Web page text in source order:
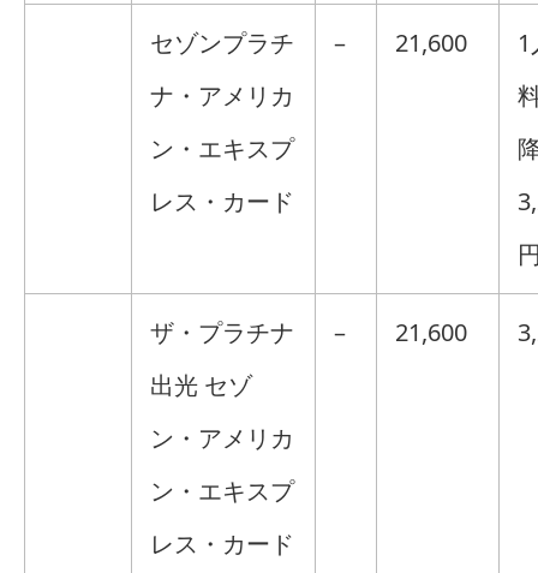
セゾンプラチ
ナ・アメリカ
ン・エキスプ
レス・カード
– 21,600
ザ・プラチナ
出光 セゾ
ン・アメリカ
ン・エキスプ
レス・カード
– 21,600